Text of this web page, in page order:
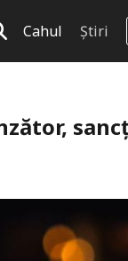
Cahul Știri